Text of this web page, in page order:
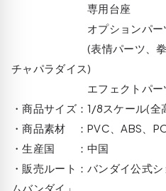
専用台座
オプションパー
(表情パーツ、拳パー
チャパラダイス)
エフェクトパー
・商品サイズ：1/8スケール(
・商品素材 ：PVC、ABS、
・生産国 ：中国
・販売ルート：バンダイ公式
ムバンダイ」